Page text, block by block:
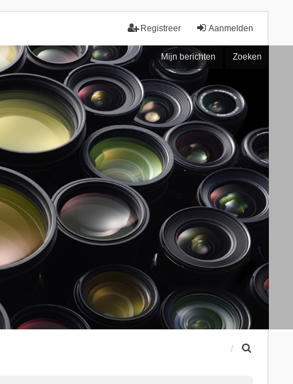
Aanmelden
Registreer
Mijn berichten Zoeken